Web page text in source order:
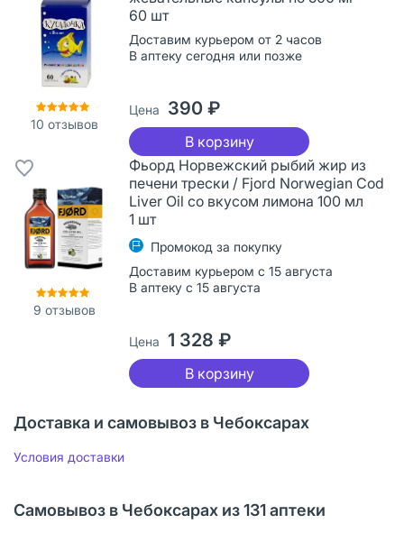
10 отзывов
60 шт
Доставим курьером от 2 часов
В аптеку сегодня или позже
Цена 390 ₽
В корзину
9 отзывов
Фьорд Норвежский рыбий жир из
печени трески / Fjord Norwegian Cod
Liver Oil со вкусом лимона 100 мл
1 шт
Промокод за покупку
Доставим курьером с 15 августа
В аптеку с 15 августа
Цена 1 328 ₽
В корзину
Доставка и самовывоз в Чебоксарах
Условия доставки
Самовывоз в Чебоксарах из 131 аптеки